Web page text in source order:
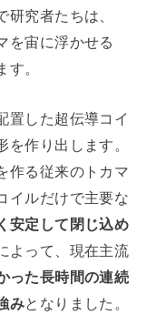
究者たちは、
を宙に浮かせる
。
置した超伝導コイ
作り出します。
作る従来のトカマ
イルだけで主要な
安定して閉じ込め
よって、現在主流
った長時間の連続
みとなりました。